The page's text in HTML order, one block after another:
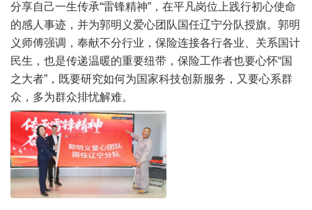
分享自己一生传承“雷锋精神”，在平凡岗位上践行初心使命
的感人事迹，并为郭明义爱心团队国任辽宁分队授旗。郭明
义师傅强调，奉献不分行业，保险连接各行各业、关系国计
民生，也是传递温暖的重要纽带，保险工作者也要心怀“国
之大者”，既要研究如何为国家科技创新服务，又要心系群
众，多为群众排忧解难。